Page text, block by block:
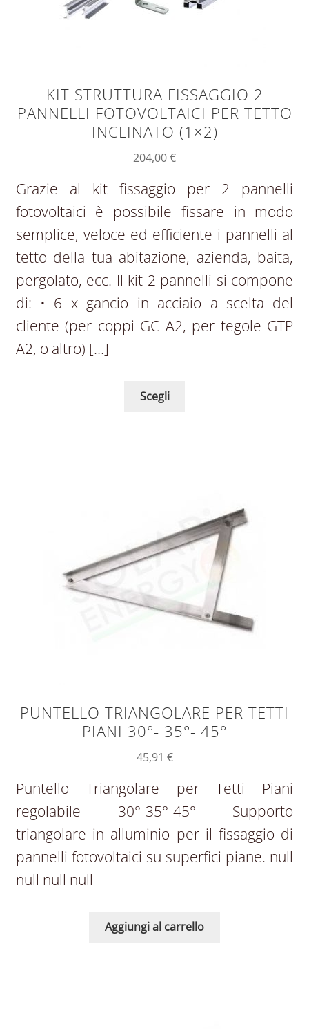
KIT STRUTTURA FISSAGGIO 2
PANNELLI FOTOVOLTAICI PER TETTO
INCLINATO (1×2)
204,00€
Grazie al kit fissaggio per 2 pannelli
fotovoltaici è possibile fissare in modo
semplice, veloce ed efficiente i pannelli al
tetto della tua abitazione, azienda, baita,
pergolato, ecc. Il kit 2 pannelli si compone
di: • 6 x gancio in acciaio a scelta del
cliente (per coppi GC A2, per tegole GTP
A2, o altro) […]
Scegli
PUNTELLO TRIANGOLARE PER TETTI
PIANI 30°- 35°- 45°
45,91 €
Puntello Triangolare per Tetti Piani
regolabile 30°-35°-45° Supporto
triangolare in alluminio per il fissaggio di
pannelli fotovoltaici su superfici piane. null
null null null
Aggiungi al carrello